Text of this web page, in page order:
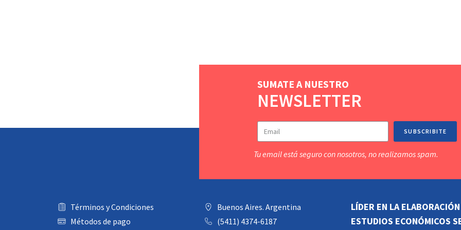
SUMATE A NUESTRO
NEWSLETTER
SUBSCRIBITE
Tu email está seguro con nosotros, no realizamos spam.
Términos y Condiciones
Métodos de pago
Buenos Aires. Argentina
(5411) 4374-6187
LÍDER EN LA
ESTUDIOS ECONÓMICOS